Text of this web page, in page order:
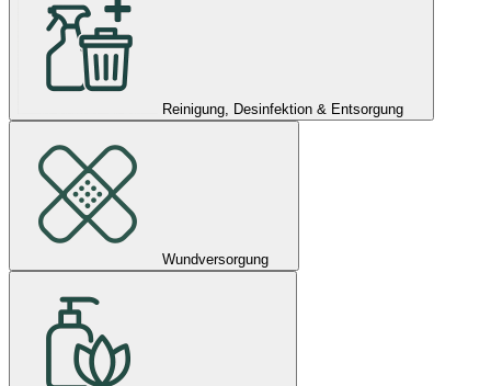
Reinigung, Desinfektion & Entsorgung
Wundversorgung